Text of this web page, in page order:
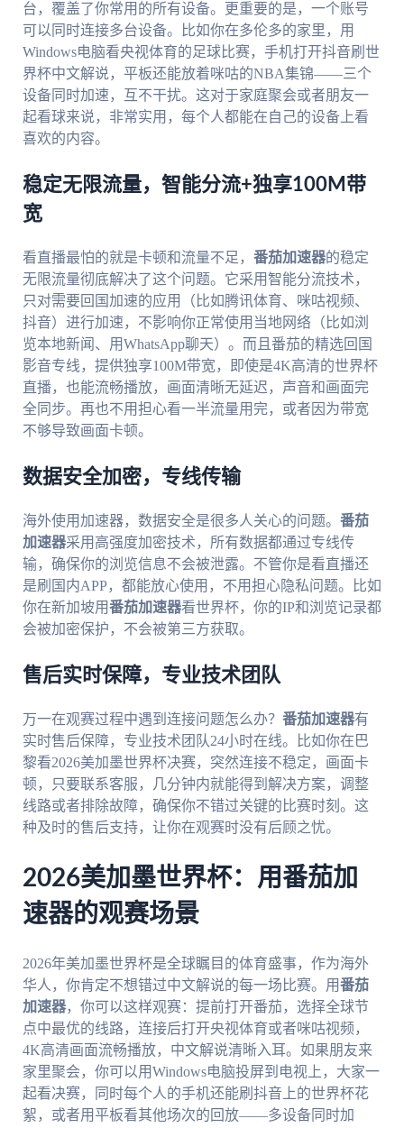
台，覆盖了你常用的所有设备。更重要的是，一个账号
可以同时连接多台设备。比如你在多伦多的家里，用
Windows电脑看央视体育的足球比赛，手机打开抖音刷世
界杯中文解说，平板还能放着咪咕的NBA集锦——三个
设备同时加速，互不干扰。这对于家庭聚会或者朋友一
起看球来说，非常实用，每个人都能在自己的设备上看
喜欢的内容。
稳定无限流量，智能分流+独享100M带
宽
看直播最怕的就是卡顿和流量不足， 番茄加速器的稳定
无限流量彻底解决了这个问题。它采用智能分流技术，
只对需要回国加速的应用（比如腾讯体育、咪咕视频、
抖音）进行加速，不影响你正常使用当地网络（比如浏
览本地新闻、用WhatsApp聊天）。而且番茄的精选回国
影音专线，提供独享100M带宽，即使是4K高清的世界杯
直播，也能流畅播放，画面清晰无延迟，声音和画面完
全同步。再也不用担心看一半流量用完，或者因为带宽
不够导致画面卡顿。
数据安全加密，专线传输
海外使用加速器，数据安全是很多人关心的问题。 番茄
加速器采用高强度加密技术，所有数据都通过专线传
输，确保你的浏览信息不会被泄露。不管你是看直播还
是刷国内APP，都能放心使用，不用担心隐私问题。比如
你在新加坡用番茄加速器看世界杯，你的IP和浏览记录都
会被加密保护，不会被第三方获取。
售后实时保障，专业技术团队
万一在观赛过程中遇到连接问题怎么办？ 番茄加速器有
实时售后保障，专业技术团队24小时在线。比如你在巴
黎看2026美加墨世界杯决赛，突然连接不稳定，画面卡
顿，只要联系客服，几分钟内就能得到解决方案，调整
线路或者排除故障，确保你不错过关键的比赛时刻。这
种及时的售后支持，让你在观赛时没有后顾之忧。
2026美加墨世界杯：用番茄加
速器的观赛场景
2026年美加墨世界杯是全球瞩目的体育盛事，作为海外
华人，你肯定不想错过中文解说的每一场比赛。用番茄
加速器，你可以这样观赛：提前打开番茄，选择全球节
点中最优的线路，连接后打开央视体育或者咪咕视频，
4K高清画面流畅播放，中文解说清晰入耳。如果朋友来
家里聚会，你可以用Windows电脑投屏到电视上，大家一
起看决赛，同时每个人的手机还能刷抖音上的世界杯花
絮，或者用平板看其他场次的回放——多设备同时加